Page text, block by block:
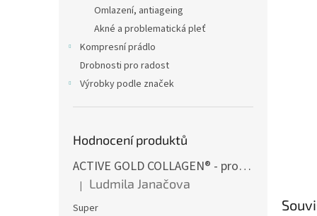
Omlazení, antiageing
Akné a problematická pleť
Kompresní prádlo
Drobnosti pro radost
Výrobky podle značek
Hodnocení produktů
ACTIVE GOLD COLLAGEN® - pro aktivní život
Hodnocení produktu je 5 z 5 hvězdiček.
| Ludmila Janačova
Super